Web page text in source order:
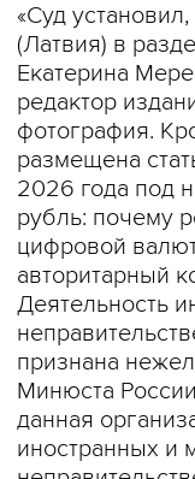
«Суд
(Латвия) в
Екатерина
редактор
фотография.
размещена
2026 года под
рубль: почему
цифровой
авторитарный
Деятельность
признана
Минюста
данная
иностранных и